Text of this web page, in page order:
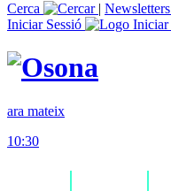
Cerca
| Newsletters
Iniciar Sessió
ara mateix
10:30